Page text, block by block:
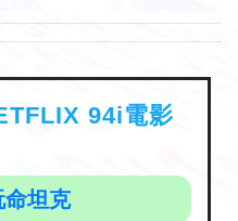
94i電影
命坦克